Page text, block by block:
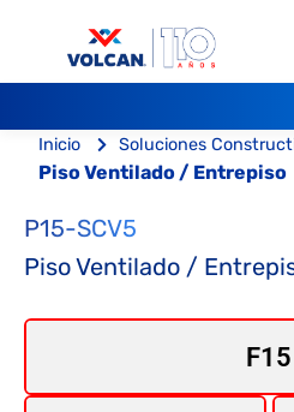
Inicio Soluciones
Piso Ventilado / Entrepiso
P15-SCV5
Piso Ventilado /
F15